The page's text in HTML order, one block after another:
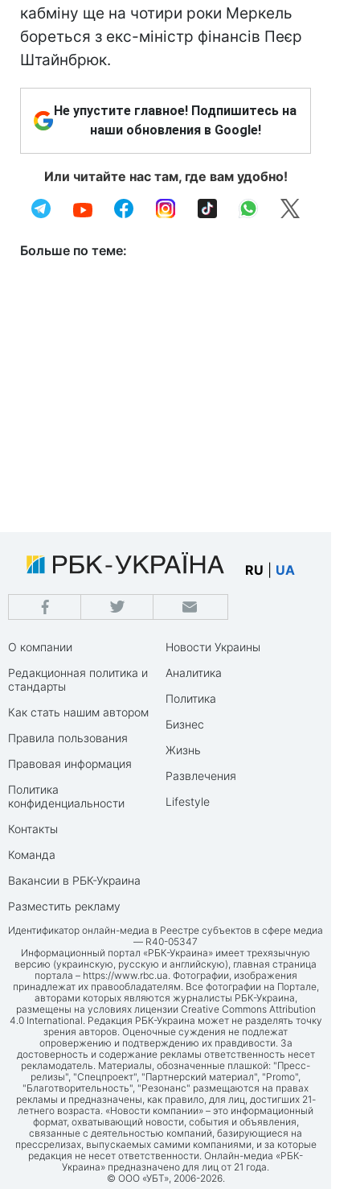
кабміну ще на чотири роки Меркель
бореться з екс-міністр фінансів Пеєр
Штайнбрюк.
Не упустите главное! Подпишитесь на
наши обновления в Google!
Или читайте нас там, где вам удобно!
Больше по теме:
RU UA
О компании
Редакционная политика и
стандарты
Как стать нашим автором
Правила пользования
Правовая информация
Политика
конфиденциальности
Контакты
Команда
Вакансии в РБК-Украина
Разместить рекламу
Новости Украины
Аналитика
Политика
Бизнес
Жизнь
Развлечения
Lifestyle
Идентификатор онлайн-медиа в Реестре субъектов в сфере медиа
— R40-05347
Информационный портал «РБК-Украина» имеет трехязычную
версию (украинскую, русскую и английскую), главная страница
портала – https://www.rbc.ua . Фотографии, изображения
принадлежат их правообладателям. Все фотографии на Портале,
авторами которых являются журналисты РБК-Украина,
размещены на условиях лицензии Creative Commons Attribution
4.0 International. Редакция РБК-Украина может не разделять точку
зрения авторов. Оценочные суждения не подлежат
опровержению и подтверждению их правдивости. За
достоверность и содержание рекламы ответственность несет
рекламодатель. Материалы, обозначенные плашкой: "Пресс-
релизы", "Спецпроект", "Партнерский материал", "Promo",
"Благотворительность", "Резонанс" размещаются на правах
рекламы и предназначены, как правило, для лиц, достигших 21-
летнего возраста. «Новости компании» – это информационный
формат, охватывающий новости, события и объявления,
связанные с деятельностью компаний, базирующиеся на
прессрелизах, выпускаемых самими компаниями, и за которые
редакция не несет ответственности. Онлайн-медиа «РБК-
Украина» предназначено для лиц от 21 года.
© ООО «УБТ», 2006-2026.